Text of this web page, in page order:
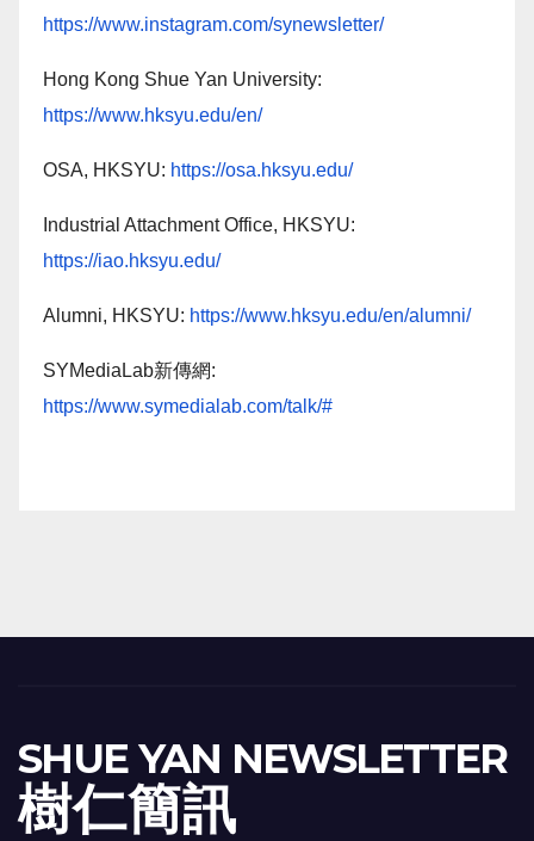
https://www.instagram.com/synewsletter/
Hong Kong Shue Yan University:
https://www.hksyu.edu/en/
OSA, HKSYU: https://osa.hksyu.edu/
Industrial Attachment Office, HKSYU:
https://iao.hksyu.edu/
Alumni, HKSYU: https://www.hksyu.edu/en/alumni/
SYMediaLab新傳網:
https://www.symedialab.com/talk/#
SHUE YAN NEWSLETTER
樹 仁 簡 訊